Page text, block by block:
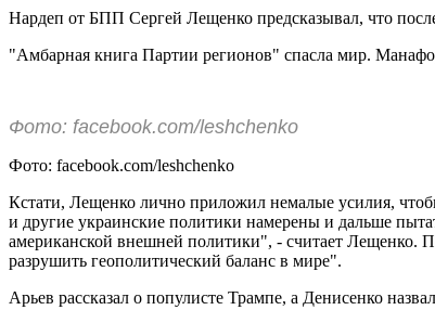
Нардеп от БПП Сергей Лещенко предсказывал, что
"Амбарная книга Партии регионов" спасла мир.
Фото: facebook.com/leshchenko
Фото: facebook.com/leshchenko
Кстати, Лещенко лично приложил немалые усилия,
и другие украинские политики намерены и дальше
американской внешней политики", - считает Лещенко.
разрушить геополитический баланс в мире".
Арьев рассказал о популисте Трампе, а Денисенко